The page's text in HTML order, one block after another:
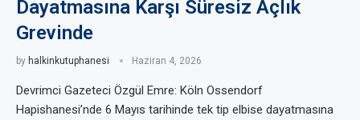
Dayatmasına Karşı Süresiz Açlık
Grevinde
by halkinkutuphanesi Haziran 4, 2026
Devrimci Gazeteci Özgül Emre: Köln Ossendorf
Hapishanesi’nde 6 Mayıs tarihinde tek tip elbise dayatmasına